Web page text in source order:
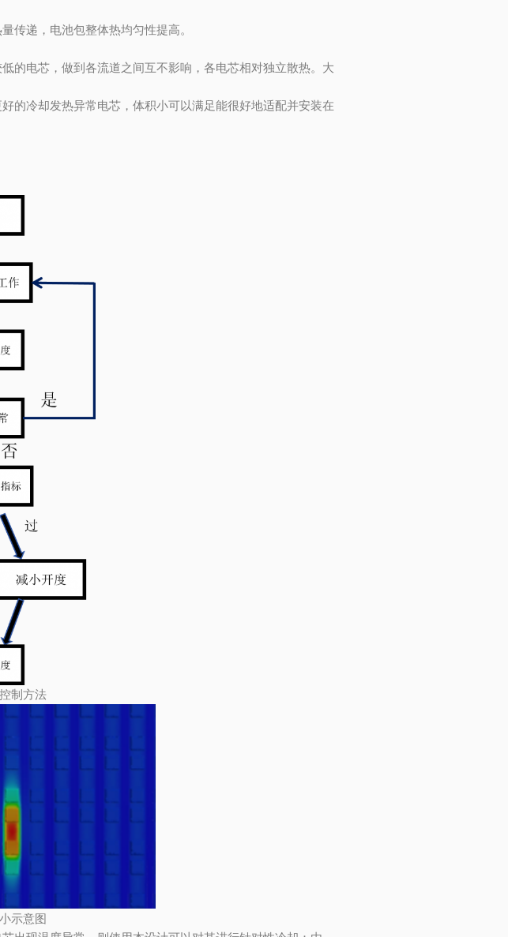
传递，电池包整体热均匀性提高。
的电芯，做到各流道之间互不影响，各电芯相对独立散热。大
的冷却发热异常电芯，体积小可以满足能很好地适配并安装在
制方法
示意图